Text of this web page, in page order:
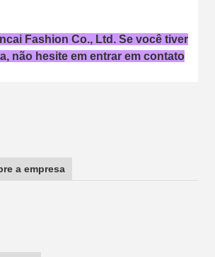
Fashion Co., Ltd. Se você tiver
não hesite em entrar em contato
a empresa